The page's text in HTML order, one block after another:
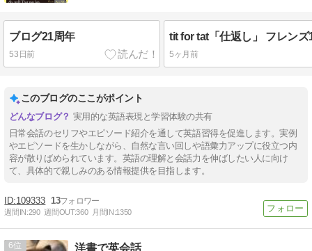
ブログ21周年
53日前
tit for tat「仕返し」 フレンズ
5ヶ月前
このブログのここがポイント
実用的な英語表現と学習体験の共有
日常会話のセリフやエピソード紹介を通して英語習得を促進します。実例
やエピソードを生かしながら、自然な言い回しや語彙力アップに役立つ内
容が散りばめられています。英語の理解と会話力を伸ばしたい人に向け
て、具体的で親しみのある情報提供を目指します。
109333 13
週間IN:290 週間OUT:360 月間IN:1350
6 洋書で英会話